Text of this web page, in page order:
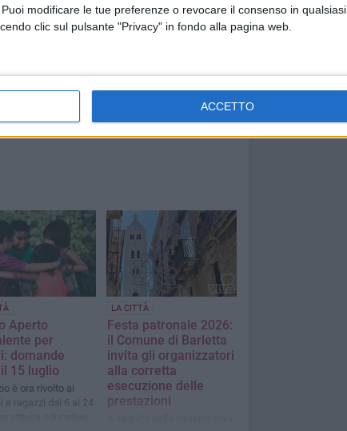
modificare le tue preferenze o revocare il consenso in qualsiasi
clic sul pulsante "Privacy" in fondo alla pagina web.
ACCETTO
fino al termine del 2029.
Aperto
per
domande
15 luglio
è ora rivolto ai
e ragazzi dai 6 ai 24
LA CITTÀ
Festa patronale 2026:
il Comune di Barletta
invita gli organizzatori
alla corretta
esecuzione delle
prestazioni